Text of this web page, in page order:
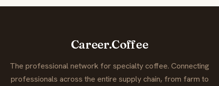
Career.Coffee
The professional network for specialty coffee. Connecting
professionals across the entire supply chain, from farm to